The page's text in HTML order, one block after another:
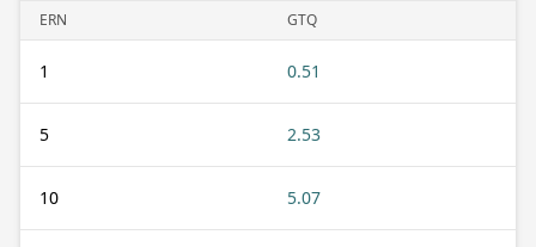
ERN GTQ
1 0.51
5 2.53
10 5.07